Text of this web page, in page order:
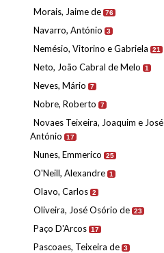
Morais, Jaime de 76
Navarro, António 3
Nemésio, Vitorino e Gabriela 21
Neto, João Cabral de Melo 1
Neves, Mário 7
Nobre, Roberto 7
Novaes Teixeira, Joaquim e José
António
17
Nunes, Emmerico 25
O'Neill, Alexandre 1
Olavo, Carlos 2
Oliveira, José Osório de 23
Paço D'Arcos 17
Pascoaes, Teixeira de 3